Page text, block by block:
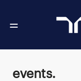
events.